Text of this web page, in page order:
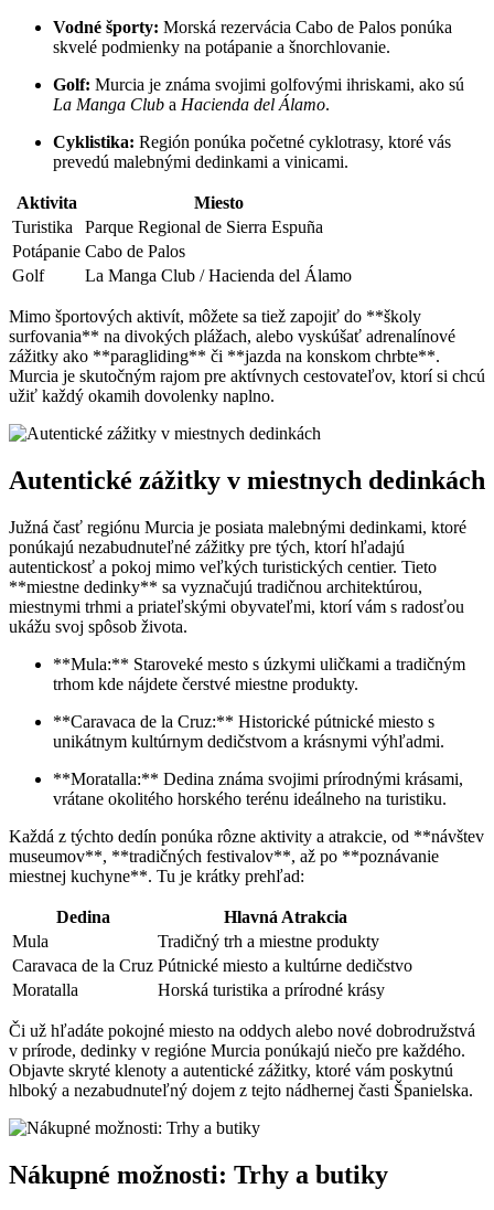
Vodné športy: Morská rezervácia Cabo de Palos ponúka
skvelé podmienky na potápanie a⁣ šnorchlovanie.
Golf: Murcia ⁤je známa svojimi golfovými‌ ihriskami, ako sú‌
La Manga Club a Hacienda del Álamo.
Cyklistika: Región ‍ponúka početné cyklotrasy, ktoré vás
prevedú malebnými dedinkami a vinicami.
Aktivita
Miesto
Turistika
Parque Regional de Sierra Espuña
Potápanie Cabo de Palos
Golf
La‍ Manga Club / ⁣Hacienda del Álamo
Mimo ⁢športových aktivít, môžete sa tiež zapojiť do **školy
surfovania**⁢ na divokých ​plážach, ⁣alebo vyskúšať adrenalínové
zážitky ako **paragliding** či **jazda na konskom chrbte**.
Murcia je skutočným ​rajom⁤ pre aktívnych cestovateľov, ktorí si chcú
užiť každý okamih ‍dovolenky naplno.
Autentické zážitky v miestnych dedinkách
Južná ⁣časť regiónu Murcia je posiata malebnými dedinkami, ​ktoré
ponúkajú‍ nezabudnuteľné zážitky pre tých, ktorí hľadajú
autentickosť a‍ pokoj mimo veľkých turistických⁣ centier. Tieto
**miestne dedinky** sa vyznačujú ​tradičnou architektúrou,
miestnymi trhmi a priateľskými obyvateľmi, ktorí vám ​s radosťou
ukážu svoj spôsob ​života.
**Mula:** Staroveké mesto s úzkymi uličkami a tradičným
trhom kde nájdete čerstvé miestne produkty.
**Caravaca de la Cruz:** Historické pútnické miesto ‍s
unikátnym kultúrnym dedičstvom a⁣ krásnymi výhľadmi.
**Moratalla:** Dedina známa svojimi prírodnými krásami,
vrátane okolitého horského terénu ideálneho na turistiku.
Každá z týchto dedín ponúka rôzne aktivity a atrakcie, od **návštev
museumov**, **tradičných festivalov**,⁣ až po **poznávanie
miestnej kuchyne**. Tu je krátky prehľad:
Dedina
Hlavná Atrakcia
Mula
Tradičný trh a miestne produkty
Caravaca de⁣ la Cruz Pútnické miesto a kultúrne dedičstvo
Moratalla
Horská ⁤turistika a prírodné krásy
Či už hľadáte pokojné miesto na ⁣oddych alebo nové dobrodružstvá⁢
v prírode, dedinky ⁤v regióne ⁤Murcia ponúkajú niečo pre každého.
Objavte skryté klenoty a‍ autentické zážitky, ktoré vám poskytnú
hlboký a nezabudnuteľný dojem z tejto nádhernej časti Španielska.
Nákupné možnosti: Trhy a butiky